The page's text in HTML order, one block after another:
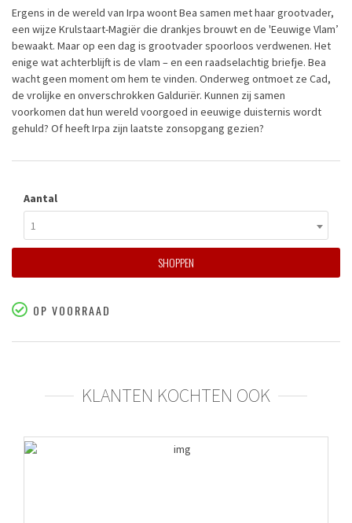
Ergens in de wereld van Irpa woont Bea samen met haar grootvader,
een wijze Krulstaart-Magiër die drankjes brouwt en de 'Eeuwige Vlam’
bewaakt. Maar op een dag is grootvader spoorloos verdwenen. Het
enige wat achterblijft is de vlam – en een raadselachtig briefje. Bea
wacht geen moment om hem te vinden. Onderweg ontmoet ze Cad,
de vrolijke en onverschrokken Galduriër. Kunnen zij samen
voorkomen dat hun wereld voorgoed in eeuwige duisternis wordt
gehuld? Of heeft Irpa zijn laatste zonsopgang gezien?
Aantal
1
SHOPPEN
OP VOORRAAD
KLANTEN KOCHTEN OOK